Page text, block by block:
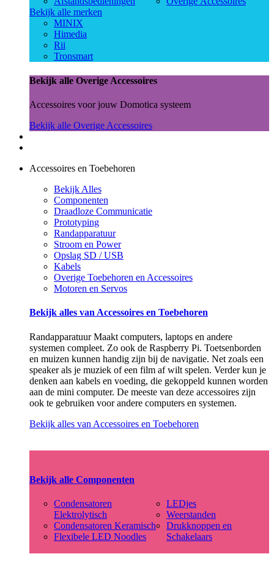
Bekijk alle merken
MINIX
Himedia
Rii
Tronsmart
Bekijk alle Overige Accessoires
Accessoires voor jouw Domotica systeem
Bekijk alle Overige Accessoires
Accessoires en Toebehoren
Bekijk Alles
Componenten
Draadloze Communicatie
Prototyping
Randapparatuur
Stroom en Power
Opslag SD / USB
Kabels
Overige Toebehoren en Accessoires
Motoren en Servos
Bekijk alles van Accessoires en Toebehoren
Randapparatuur Maakt computers, laptops en andere
systemen compleet. Zo ook de Raspberry Pi. Toetsenborden
en muizen kunnen handig zijn bij de navigatie. Net zoals een
speaker als je muziek of een film af wilt spelen. Verder kun je
denken aan kabels en voeding, die gekoppeld kunnen worden
aan de mini computer. De meeste van deze accessoires zijn
ook te gebruiken voor andere computers en systemen.
Bekijk alles van Accessoires en Toebehoren
Bekijk alle Componenten
Condensatoren
Elektrolytisch
Condensatoren Keramisch
Flexibele LED Noodles
LEDjes
Weerstanden
Drukknoppen en
Schakelaars